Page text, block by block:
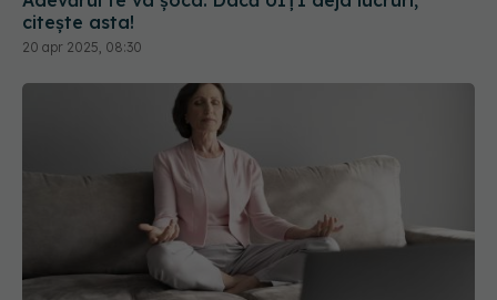
20 apr 2025, 08:30